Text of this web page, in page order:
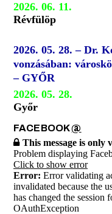
2026. 06. 11.
Révfülöp
2026. 05. 28. – Dr.
vonzásában:
– GYŐR
2026. 05. 28.
Győr
FACEBOOK@
This message is only
Problem displaying
Click to show error
Error: Error validating
invalidated because the
has changed the session
OAuthException